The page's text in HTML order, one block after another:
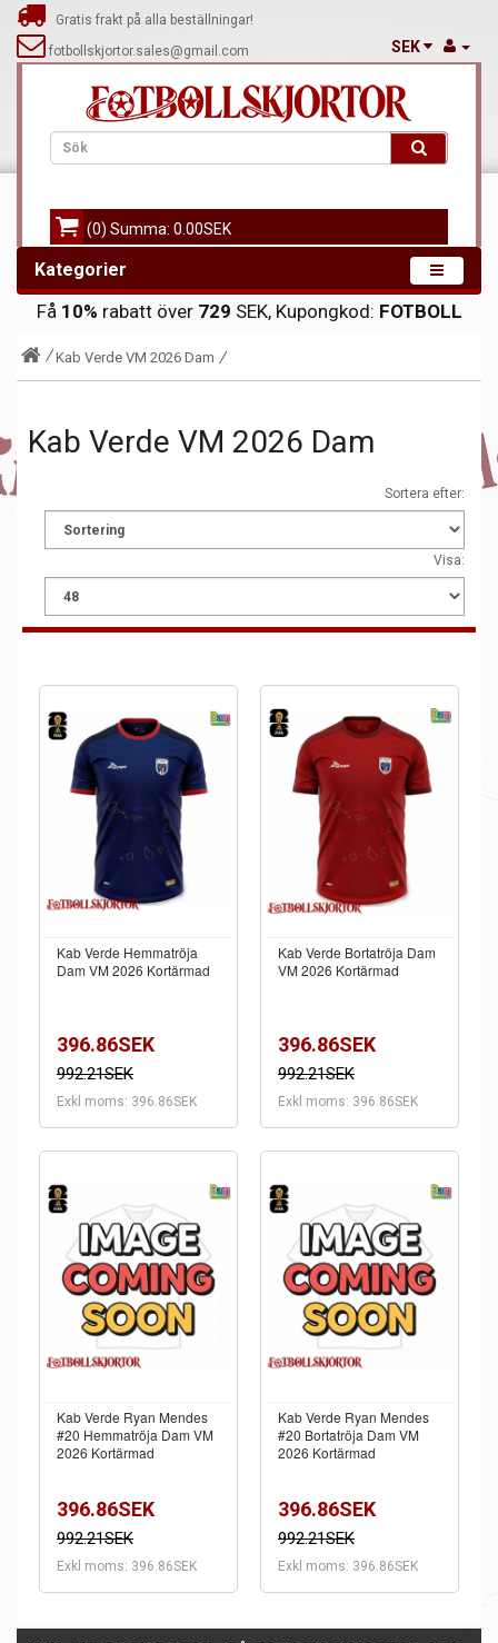
Gratis frakt på alla beställningar!
fotbollskjortor.sales@gmail.com
SEK
(0) Summa: 0.00SEK
Kategorier
Få 10% rabatt över 729 SEK, Kupongkod: FOTBOLL
Kab Verde VM 2026 Dam
Kab Verde VM 2026 Dam
Sortera efter:
Visa:
Kab Verde Hemmatröja
Dam VM 2026 Kortärmad
396.86SEK
992.21SEK
Exkl moms: 396.86SEK
Kab Verde Bortatröja Dam
VM 2026 Kortärmad
396.86SEK
992.21SEK
Exkl moms: 396.86SEK
Kab Verde Ryan Mendes
#20 Hemmatröja Dam VM
2026 Kortärmad
396.86SEK
992.21SEK
Exkl moms: 396.86SEK
Kab Verde Ryan Mendes
#20 Bortatröja Dam VM
2026 Kortärmad
396.86SEK
992.21SEK
Exkl moms: 396.86SEK